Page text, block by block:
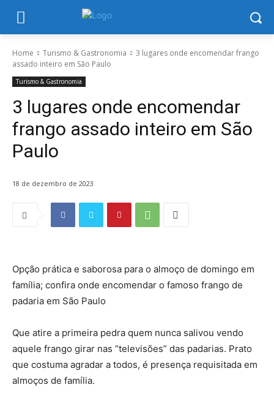
Home Turismo & Gastronomia
3 lugares onde encomendar frango
assado inteiro em São Paulo
Turismo & Gastronomia
3 lugares onde encomendar
frango assado inteiro em São
Paulo
18 de dezembro de 2023
Opção prática e saborosa para o almoço de domingo em
família; confira onde encomendar o famoso frango de
padaria em São Paulo
Que atire a primeira pedra quem nunca salivou vendo
aquele frango girar nas “televisões” das padarias. Prato
que costuma agradar a todos, é presença requisitada em
almoços de família.